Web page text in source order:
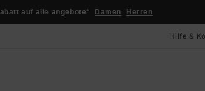
auf alle angebote* Damen Herren
Hilfe &